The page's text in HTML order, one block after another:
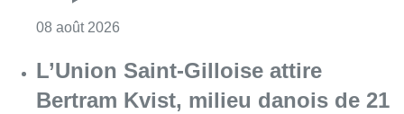
08 août 2026
L’Union Saint-Gilloise attire
Bertram Kvist, milieu danois de 21